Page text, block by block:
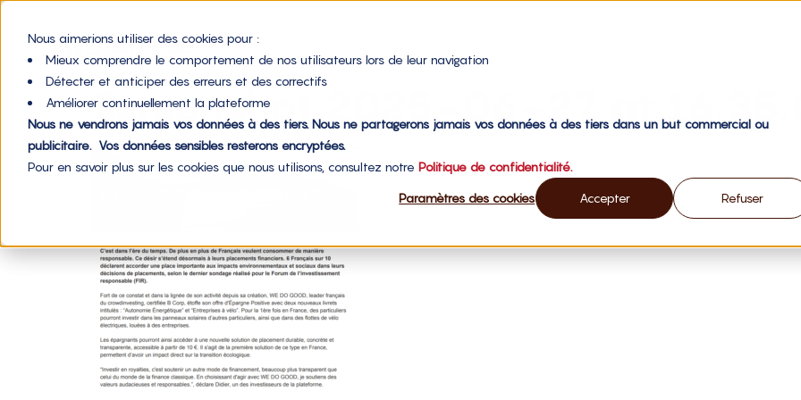
Nous aimerions utiliser des cookies pour :
Mieux comprendre le comportement de nos utilisateurs lors de leur navigation
Détecter et anticiper des erreurs et des correctifs
Améliorer continuellement la plateforme
Nous ne vendrons jamais vos données à des tiers. Nous ne partagerons jamais vos données à des tiers dans un but commercial ou
publicitaire. Vos données sensibles resterons encryptées.
Pour en savoir plus sur les cookies que nous utilisons, consultez notre Politique de confidentialité.
Paramètres des cookies Accepter Refuser
Screenshot 2025-06-27 at